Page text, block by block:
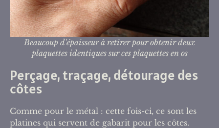
Beaucoup d'épaisseur à retirer pour obtenir deux
plaquettes identiques sur ces plaquettes en os
Perçage, traçage, détourage des
côtes
Comme pour le métal : cette fois-ci, ce sont les
platines qui servent de gabarit pour les côtes.